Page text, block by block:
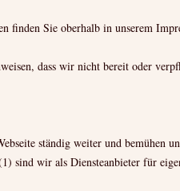
finden Sie oberhalb in unserem
dass wir nicht bereit oder
ständig weiter und bemühen
sind wir als Diensteanbieter für